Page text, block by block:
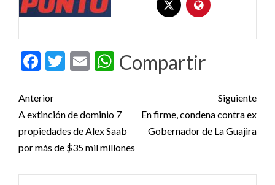
Facebook
Twitter
EmailWhatsApp
Compartir
Post
navigation
Anterior
A extinción de dominio 7
propiedades de Alex Saab
por más de $35 mil millones
Siguiente
En firme, condena contra ex
Gobernador de La Guajira